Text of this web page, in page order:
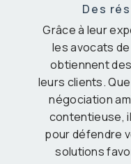
Des
Grâce à leur
les avocats
obtiennent
leurs clients.
négociation
contentieuse,
pour défendre
solutions